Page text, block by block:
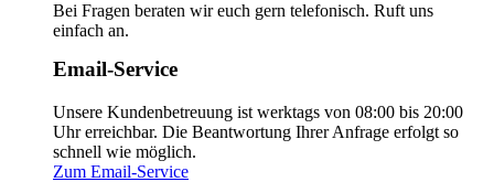
Bei Fragen beraten wir euch gern telefonisch. Ruft uns
einfach an.
Email-Service
Unsere Kundenbetreuung ist werktags von 08:00 bis 20:00
Uhr erreichbar. Die Beantwortung Ihrer Anfrage erfolgt so
schnell wie möglich.
Zum Email-Service